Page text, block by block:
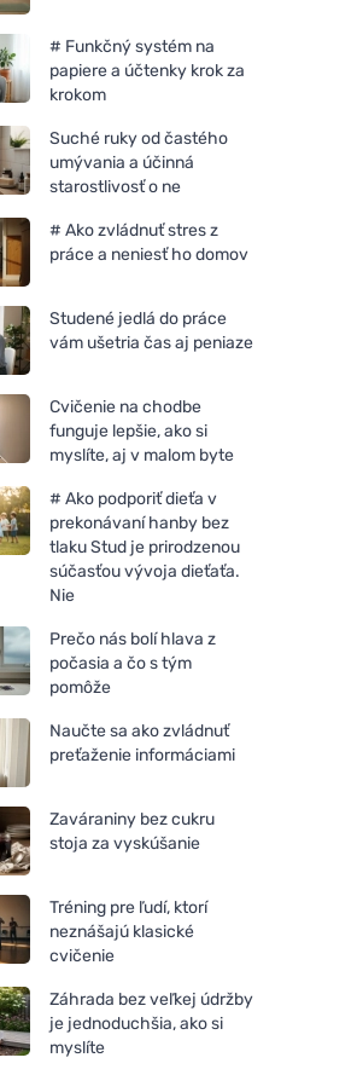
# Funkčný systém na
papiere a účtenky krok za
krokom
Suché ruky od častého
umývania a účinná
starostlivosť o ne
# Ako zvládnuť stres z
práce a neniesť ho domov
Studené jedlá do práce
vám ušetria čas aj peniaze
Cvičenie na chodbe
funguje lepšie, ako si
myslíte, aj v malom byte
# Ako podporiť dieťa v
prekonávaní hanby bez
tlaku Stud je prirodzenou
súčasťou vývoja dieťaťa.
Nie
Prečo nás bolí hlava z
počasia a čo s tým
pomôže
Naučte sa ako zvládnuť
preťaženie informáciami
Zaváraniny bez cukru
stoja za vyskúšanie
Tréning pre ľudí, ktorí
neznášajú klasické
cvičenie
Záhrada bez veľkej údržby
je jednoduchšia, ako si
myslíte